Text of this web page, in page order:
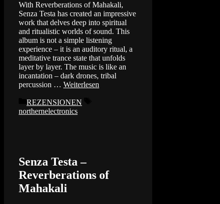
With Reverberations of Mahakali,
Senza Testa has created an impressive
work that delves deep into spiritual
and ritualistic worlds of sound. This
album is not a simple listening
experience – it is an auditory ritual, a
meditative trance state that unfolds
layer by layer. The music is like an
incantation – dark drones, tribal
percussion … Weiterlesen
Kategorien
REZENSIONEN
northernelectronics
Senza Testa –
Reverberations of
Mahakali